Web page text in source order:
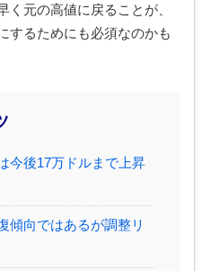
く元の高値に戻ることが、
するためにも必須なのかも
今後17万ドルまで上昇
傾向ではあるが調整リ